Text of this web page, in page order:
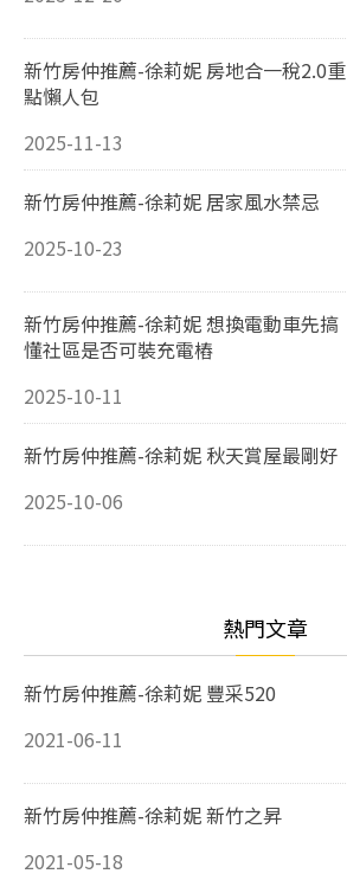
新竹房仲推薦-徐莉妮 房地合一稅2.0重
點懶人包
2025-11-13
新竹房仲推薦-徐莉妮 居家風水禁忌
2025-10-23
新竹房仲推薦-徐莉妮 想換電動車先搞
懂社區是否可裝充電樁
2025-10-11
新竹房仲推薦-徐莉妮 秋天賞屋最剛好
2025-10-06
熱門文章
新竹房仲推薦-徐莉妮 豐采520
2021-06-11
新竹房仲推薦-徐莉妮 新竹之昇
2021-05-18